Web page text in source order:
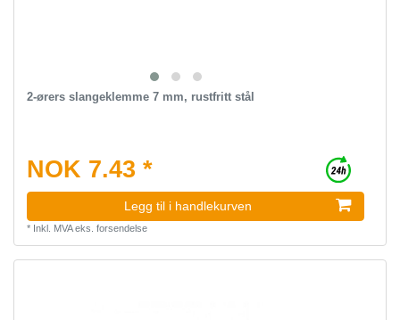
2-ørers slangeklemme 7 mm, rustfritt stål
NOK 7.43 *
Legg til i handlekurven
* Inkl. MVAeks. forsendelse